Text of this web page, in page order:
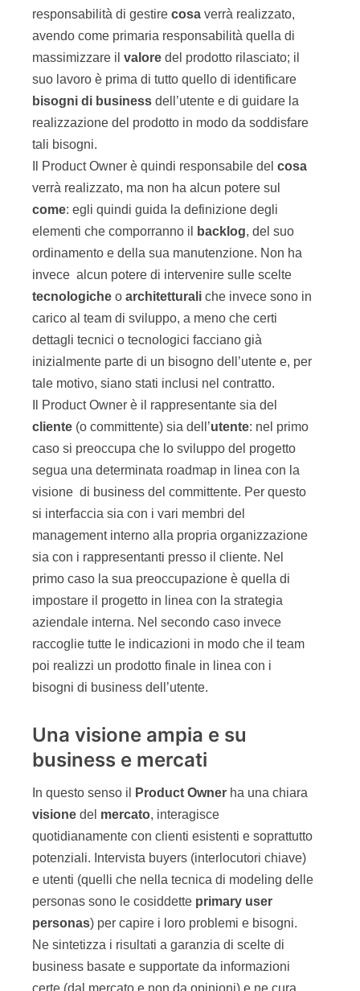
responsabilità di gestire cosa verrà realizzato,
avendo come primaria responsabilità quella di
massimizzare il valore del prodotto rilasciato; il
suo lavoro è prima di tutto quello di identificare
bisogni di business dell’utente e di guidare la
realizzazione del prodotto in modo da soddisfare
tali bisogni.
Il Product Owner è quindi responsabile del cosa
verrà realizzato, ma non ha alcun potere sul
come: egli quindi guida la definizione degli
elementi che comporranno il
backlog, del suo
ordinamento e della sua manutenzione. Non ha
invece alcun potere di intervenire sulle scelte
tecnologiche o architetturali che invece sono in
carico al team di sviluppo, a meno che certi
dettagli tecnici o tecnologici facciano già
inizialmente parte di un bisogno dell’utente e, per
tale motivo, siano stati inclusi nel contratto.
Il Product Owner è il rappresentante sia del
cliente (o committente) sia dell’utente: nel primo
caso si preoccupa che lo sviluppo del progetto
segua una determinata roadmap in linea con la
visione di business del committente. Per questo
si interfaccia sia con i vari membri del
management interno alla propria organizzazione
sia con i rappresentanti presso il cliente. Nel
primo caso la sua preoccupazione è quella di
impostare il progetto in linea con la strategia
aziendale interna. Nel secondo caso invece
raccoglie tutte le indicazioni in modo che il team
poi realizzi un prodotto finale in linea con i
bisogni di business dell’utente.
Una visione ampia e su
business e mercati
In questo senso il Product Owner ha una chiara
visione del mercato, interagisce
quotidianamente con clienti esistenti e soprattutto
potenziali. Intervista buyers (interlocutori chiave)
e utenti (quelli che nella tecnica di modeling delle
personas sono le cosiddette primary user
personas) per capire i loro problemi e bisogni.
Ne sintetizza i risultati a garanzia di scelte di
business basate e supportate da informazioni
certe (dal mercato e non da opinioni) e ne cura